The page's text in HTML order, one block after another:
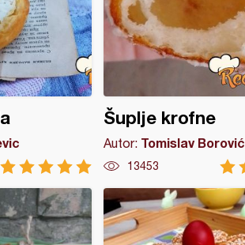
Šuplje krofne
Autor: Tomislav Borović
13453